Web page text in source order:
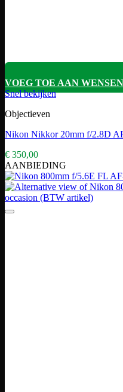
VOEG TOE AAN
Snel bekijken
Objectieven
Nikon Nikkor 20mm f/2.8D
€ 350,00
AANBIEDING